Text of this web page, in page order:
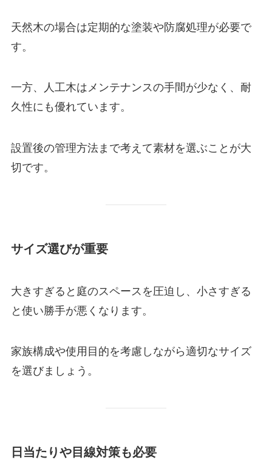
天然木の場合は定期的な塗装や防腐処理が必要で
す。
一方、人工木はメンテナンスの手間が少なく、耐
久性にも優れています。
設置後の管理方法まで考えて素材を選ぶことが大
切です。
サイズ選びが重要
大きすぎると庭のスペースを圧迫し、小さすぎる
と使い勝手が悪くなります。
家族構成や使用目的を考慮しながら適切なサイズ
を選びましょう。
日当たりや目線対策も必要